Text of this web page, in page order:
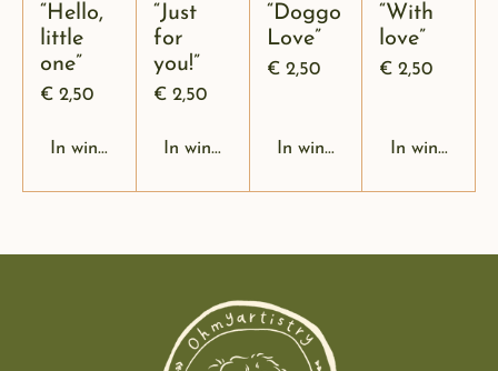
“Hello,
little
one”
€ 2,50
In winkelwagen
“Just
for
you!”
€ 2,50
In winkelwagen
“Doggo
Love”
€ 2,50
In winkelwagen
“With
love”
€ 2,50
In